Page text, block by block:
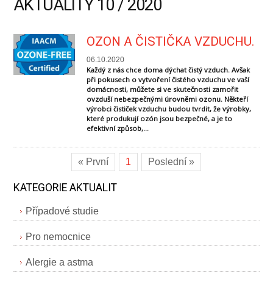
AKTUALITY 10 / 2020
OZON A ČISTIČKA VZDUCHU.
06.10.2020
Každý z nás chce doma dýchat čistý vzduch. Avšak
při pokusech o vytvoření čistého vzduchu ve vaší
domácnosti, můžete si ve skutečnosti zamořit
ovzduší nebezpečnými úrovněmi ozonu. Někteří
výrobci čističek vzduchu budou tvrdit, že výrobky,
které produkují ozón jsou bezpečné, a je to
efektivní způsob,...
« První 1 Poslední »
KATEGORIE AKTUALIT
Případové studie
Pro nemocnice
Alergie a astma